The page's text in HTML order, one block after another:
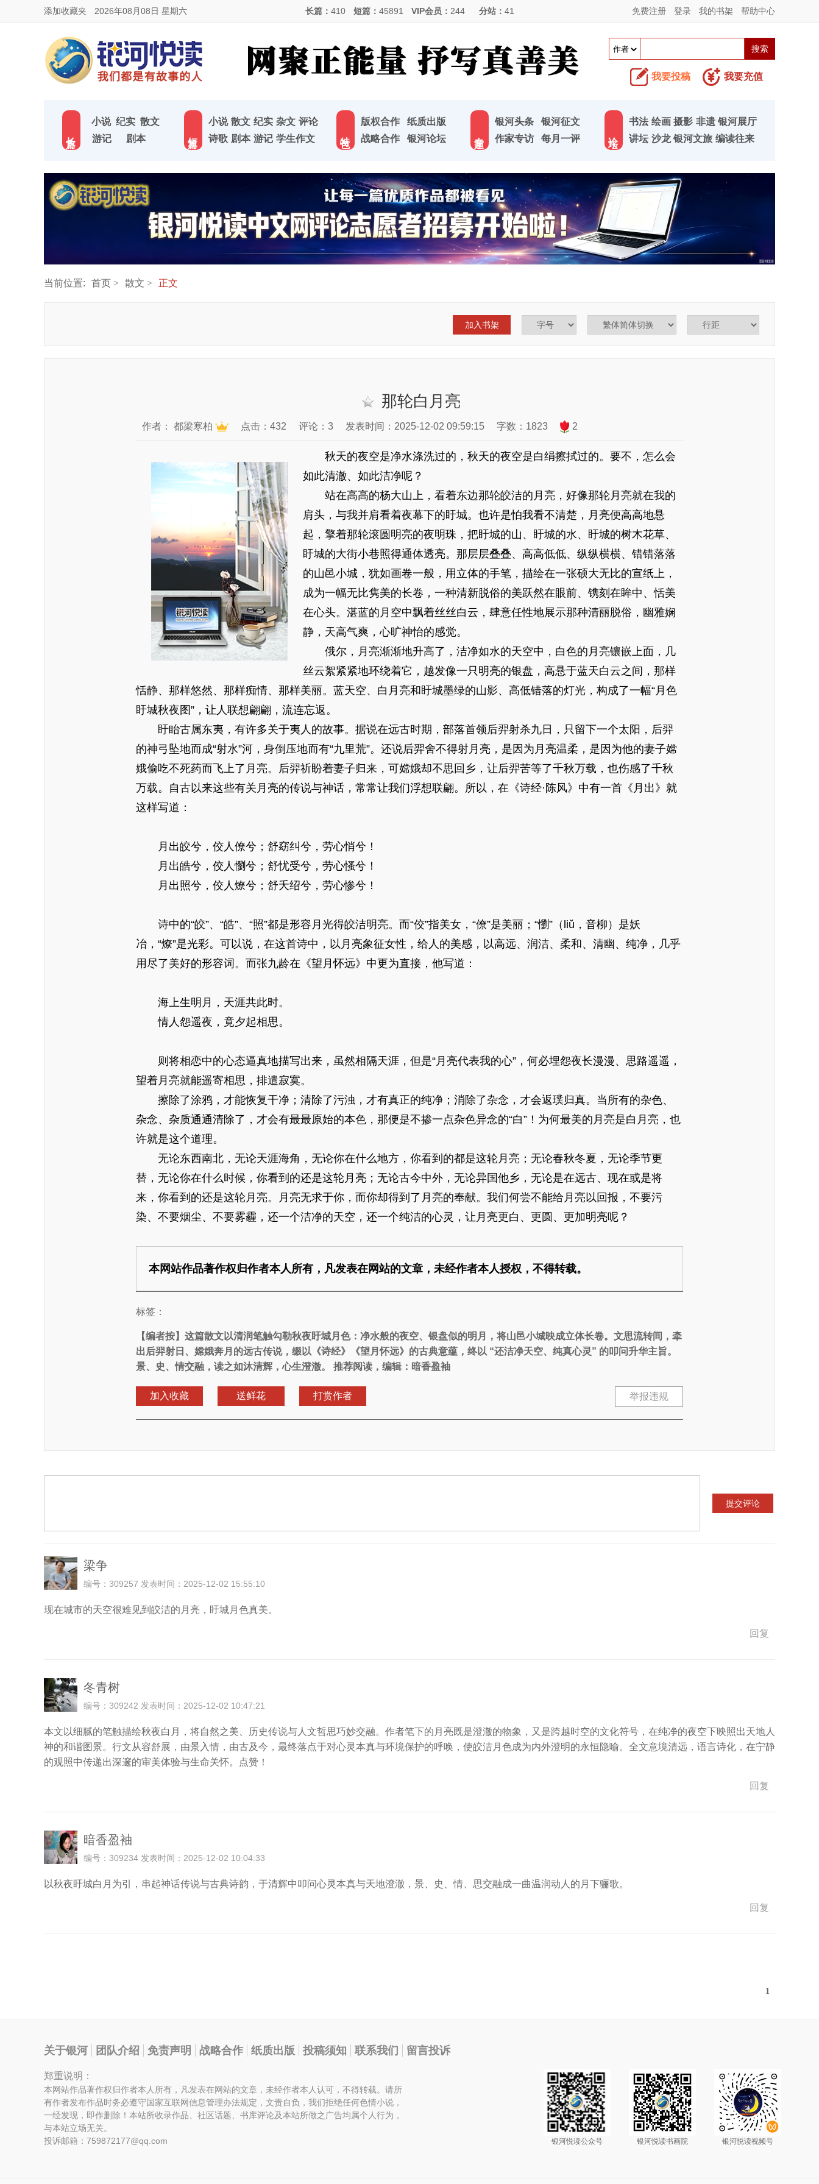
添加收藏夹 2026年08月08日 星期六 长篇： 410 短篇： 45891 VIP会员： 244 分站： 41 免费注册 登录 我的书架 帮助中心
我要投稿 我要充值
小说 纪实 散文
游记
剧本
小说 散文 纪实 杂文 评论
诗歌 剧本 游记 学生作文
版权合作
纸质出版
战略合作
银河论坛
银河头条
银河征文
作家专访
每月一评
书法 绘画 摄影 非遗 银河展厅
讲坛 沙龙 银河文旅 编读往来
当前位置: 首页 散文 正文
加入书架
那轮白月亮
作者： 都梁寒柏 点击：432 评论：3 发表时间：2025-12-02 09:59:15 字数：1823 2
秋天的夜空是净水涤洗过的，秋天的夜空是白绢擦拭过的。要不，怎么会
如此清澈、如此洁净呢？
站在高高的杨大山上，看着东边那轮皎洁的月亮，好像那轮月亮就在我的
肩头，与我并肩看着夜幕下的盱城。也许是怕我看不清楚，月亮便高高地悬
起，擎着那轮滚圆明亮的夜明珠，把盱城的山、盱城的水、盱城的树木花草、
盱城的大街小巷照得通体透亮。那层层叠叠、高高低低、纵纵横横、错错落落
的山邑小城，犹如画卷一般，用立体的手笔，描绘在一张硕大无比的宣纸上，
成为一幅无比隽美的长卷，一种清新脱俗的美跃然在眼前、镌刻在眸中、恬美
在心头。湛蓝的月空中飘着丝丝白云，肆意任性地展示那种清丽脱俗，幽雅娴
静，天高气爽，心旷神怡的感觉。
俄尔，月亮渐渐地升高了，洁净如水的天空中，白色的月亮镶嵌上面，几
丝云絮紧紧地环绕着它，越发像一只明亮的银盘，高悬于蓝天白云之间，那样
恬静、那样悠然、那样痴情、那样美丽。蓝天空、白月亮和盱城墨绿的山影、高低错落的灯光，构成了一幅“月色
盱城秋夜图”，让人联想翩翩，流连忘返。
盱眙古属东夷，有许多关于夷人的故事。据说在远古时期，部落首领后羿射杀九日，只留下一个太阳，后羿
的神弓坠地而成“射水”河，身倒压地而有“九里荒”。还说后羿舍不得射月亮，是因为月亮温柔，是因为他的妻子嫦
娥偷吃不死药而飞上了月亮。后羿祈盼着妻子归来，可嫦娥却不思回乡，让后羿苦等了千秋万载，也伤感了千秋
万载。自古以来这些有关月亮的传说与神话，常常让我们浮想联翩。所以，在《诗经·陈风》中有一首《月出》就
这样写道：
月出皎兮，佼人僚兮；舒窈纠兮，劳心悄兮！
月出皓兮，佼人懰兮；舒忧受兮，劳心慅兮！
月出照兮，佼人燎兮；舒夭绍兮，劳心惨兮！
诗中的“皎”、“皓”、“照”都是形容月光得皎洁明亮。而“佼”指美女，“僚”是美丽；“懰”（liǔ，音柳）是妖
冶，“燎”是光彩。可以说，在这首诗中，以月亮象征女性，给人的美感，以高远、润洁、柔和、清幽、纯净，几乎
用尽了美好的形容词。而张九龄在《望月怀远》中更为直接，他写道：
海上生明月，天涯共此时。
情人怨遥夜，竟夕起相思。
则将相恋中的心态逼真地描写出来，虽然相隔天涯，但是“月亮代表我的心”，何必埋怨夜长漫漫、思路遥遥，
望着月亮就能遥寄相思，排遣寂寞。
擦除了涂鸦，才能恢复干净；清除了污浊，才有真正的纯净；消除了杂念，才会返璞归真。当所有的杂色、
杂念、杂质通通清除了，才会有最最原始的本色，那便是不掺一点杂色异念的“白”！为何最美的月亮是白月亮，也
许就是这个道理。
无论东西南北，无论天涯海角，无论你在什么地方，你看到的都是这轮月亮；无论春秋冬夏，无论季节更
替，无论你在什么时候，你看到的还是这轮月亮；无论古今中外，无论异国他乡，无论是在远古、现在或是将
来，你看到的还是这轮月亮。月亮无求于你，而你却得到了月亮的奉献。我们何尝不能给月亮以回报，不要污
染、不要烟尘、不要雾霾，还一个洁净的天空，还一个纯洁的心灵，让月亮更白、更圆、更加明亮呢？
本网站作品著作权归作者本人所有，凡发表在网站的文章，未经作者本人授权，不得转载。
标签：
【编者按】 这篇散文以清润笔触勾勒秋夜盱城月色：净水般的夜空、银盘似的明月，将山邑小城映成立体长卷。文思流转间，牵
出后羿射日、嫦娥奔月的远古传说，缀以《诗经》《望月怀远》的古典意蕴，终以 “还洁净天空、纯真心灵” 的叩问升华主旨。
景、史、情交融，读之如沐清辉，心生澄澈。 推荐阅读，编辑：暗香盈袖
加入收藏 送鲜花 打赏作者 举报违规
梁争
编号：309257 发表时间：2025-12-02 15:55:10
现在城市的天空很难见到皎洁的月亮，盱城月色真美。
回复
冬青树
编号：309242 发表时间：2025-12-02 10:47:21
本文以细腻的笔触描绘秋夜白月，将自然之美、历史传说与人文哲思巧妙交融。作者笔下的月亮既是澄澈的物象，又是跨越时空的文化符号，在纯净的夜空下映照出天地人
神的和谐图景。行文从容舒展，由景入情，由古及今，最终落点于对心灵本真与环境保护的呼唤，使皎洁月色成为内外澄明的永恒隐喻。全文意境清远，语言诗化，在宁静
的观照中传递出深邃的审美体验与生命关怀。点赞！
回复
暗香盈袖
编号：309234 发表时间：2025-12-02 10:04:33
以秋夜盱城白月为引，串起神话传说与古典诗韵，于清辉中叩问心灵本真与天地澄澈，景、史、情、思交融成一曲温润动人的月下骊歌。
回复
1
关于银河 团队介绍 免责声明 战略合作 纸质出版 投稿须知 联系我们 留言投诉
郑重说明：
本网站作品著作权归作者本人所有，凡发表在网站的文章，未经作者本人认可，不得转载。请所
有作者发布作品时务必遵守国家互联网信息管理办法规定，文责自负，我们拒绝任何色情小说，
一经发现，即作删除！本站所收录作品、社区话题、书库评论及本站所做之广告均属个人行为，
与本站立场无关。
投诉邮箱：759872177@qq.com
银河悦读公众号 银河悦读书画院 银河悦读视频号